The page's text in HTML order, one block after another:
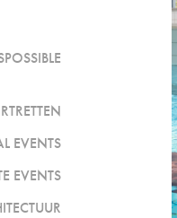
EVENTS
EVENTS